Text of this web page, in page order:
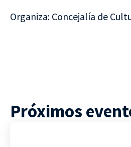
Organiza: Concejalía de
Próximos